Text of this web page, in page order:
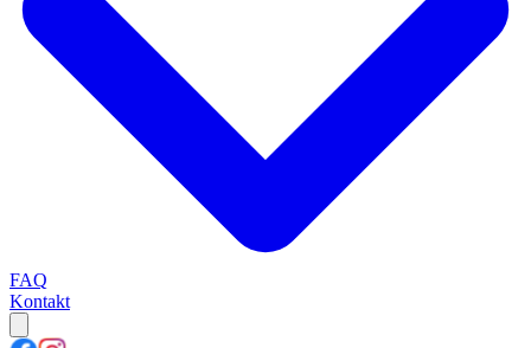
FAQ
Kontakt